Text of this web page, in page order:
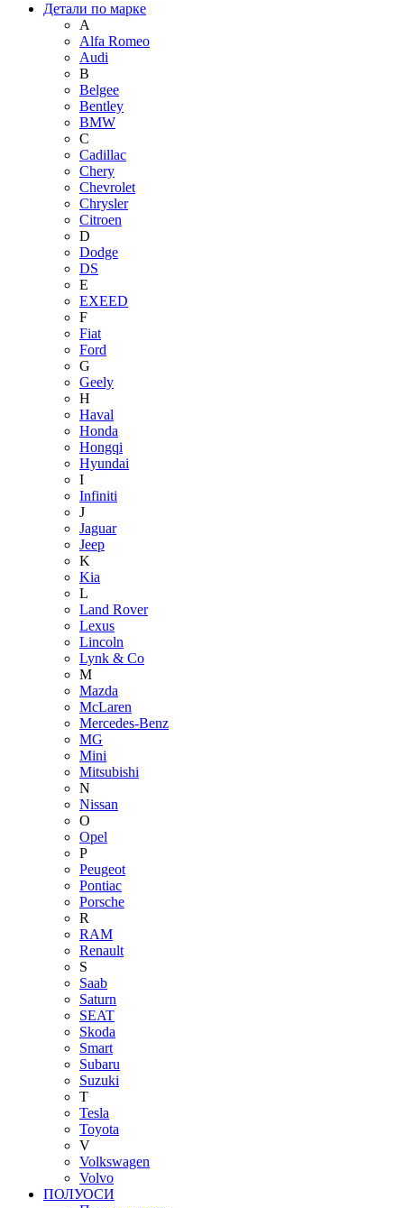
Детали по марке
A
Alfa Romeo
Audi
B
Belgee
Bentley
BMW
C
Cadillac
Chery
Chevrolet
Chrysler
Citroen
D
Dodge
DS
E
EXEED
F
Fiat
Ford
G
Geely
H
Haval
Honda
Hongqi
Hyundai
I
Infiniti
J
Jaguar
Jeep
K
Kia
L
Land Rover
Lexus
Lincoln
Lynk & Co
M
Mazda
McLaren
Mercedes-Benz
MG
Mini
Mitsubishi
N
Nissan
O
Opel
P
Peugeot
Pontiac
Porsche
R
RAM
Renault
S
Saab
Saturn
SEAT
Skoda
Smart
Subaru
Suzuki
T
Tesla
Toyota
V
Volkswagen
Volvo
ПОЛУОСИ